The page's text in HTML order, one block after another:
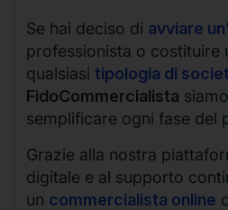
Se hai deciso di avviare
professionista o costituire
qualsiasi tipologia di
FidoCommercialista
semplificare ogni fase del
Grazie alla nostra
digitale e al supporto
un commercialista online